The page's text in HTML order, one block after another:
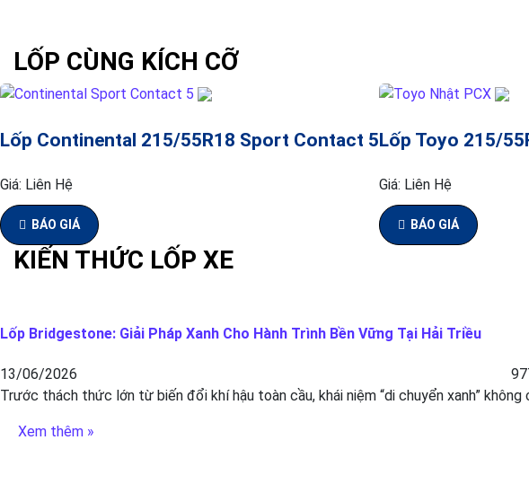
LỐP CÙNG KÍCH CỠ
Lốp Continental 215/55R18 Sport Contact 5
Giá: Liên Hệ
BÁO GIÁ
Lốp Toyo 215/
Giá: Liên Hệ
BÁO GIÁ
KIẾN THỨC LỐP XE
Lốp Bridgestone: Giải Pháp Xanh Cho Hành Trình Bền Vững Tại Hải Triều
13/06/2026
Trước thách thức lớn từ biến đổi khí hậu toàn cầu, khái niệm “di chuyển xanh” không
Xem thêm »